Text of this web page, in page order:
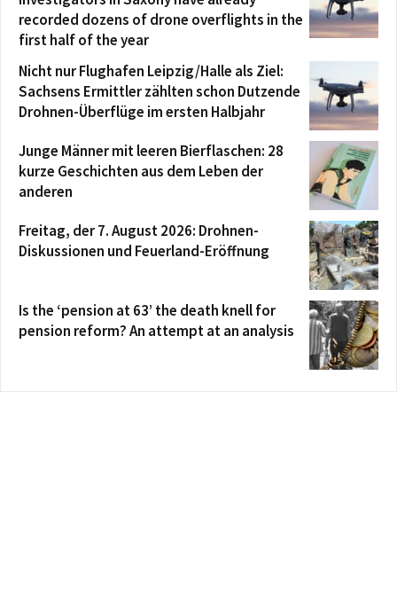
recorded dozens of drone overflights in the
first half of the year
Nicht nur Flughafen Leipzig/Halle als Ziel:
Sachsens Ermittler zählten schon Dutzende
Drohnen-Überflüge im ersten Halbjahr
Junge Männer mit leeren Bierflaschen: 28
kurze Geschichten aus dem Leben der
anderen
Freitag, der 7. August 2026: Drohnen-
Diskussionen und Feuerland-Eröffnung
Is the ‘pension at 63’ the death knell for
pension reform? An attempt at an analysis